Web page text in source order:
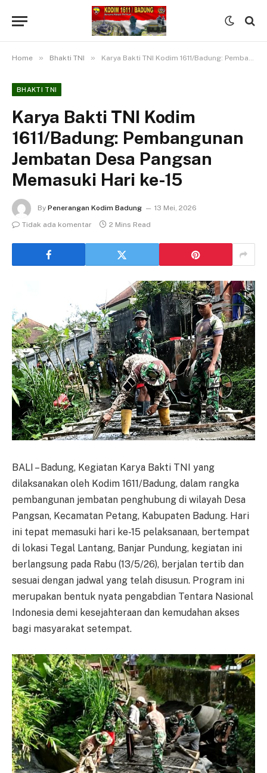
Home » Bhakti TNI » Karya Bakti TNI Kodim 1611/Badung: Pembangunan Jembatan Desa Pangsan Memasuki Hari ke-15
BHAKTI TNI
Karya Bakti TNI Kodim
1611/Badung: Pembangunan
Jembatan Desa Pangsan
Memasuki Hari ke-15
By Penerangan Kodim Badung
13 Mei, 2026
Tidak ada komentar
2 Mins Read
BALI – Badung, Kegiatan Karya Bakti TNI yang
dilaksanakan oleh Kodim 1611/Badung, dalam rangka
pembangunan jembatan penghubung di wilayah Desa
Pangsan, Kecamatan Petang, Kabupaten Badung. Hari
ini tepat memasuki hari ke-15 pelaksanaan, bertempat
di lokasi Tegal Lantang, Banjar Pundung, kegiatan ini
berlangsung pada Rabu (13/5/26), berjalan tertib dan
sesuai dengan jadwal yang telah disusun. Program ini
merupakan bentuk nyata pengabdian Tentara Nasional
Indonesia demi kesejahteraan dan kemudahan akses
bagi masyarakat setempat.